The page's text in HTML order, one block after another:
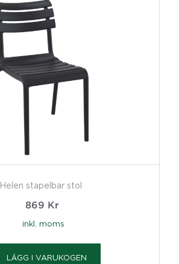
Helen stapelbar stol
869 Kr
inkl. moms
LÄGG I VARUKOGEN